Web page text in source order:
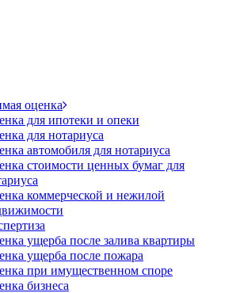
оценка
для ипотеки и опеки
для нотариуса
автомобиля для нотариуса
стоимости ценных бумаг для
коммерческой и нежилой
ущерба после залива квартиры
ущерба после пожара
при имущественном споре
бизнеса